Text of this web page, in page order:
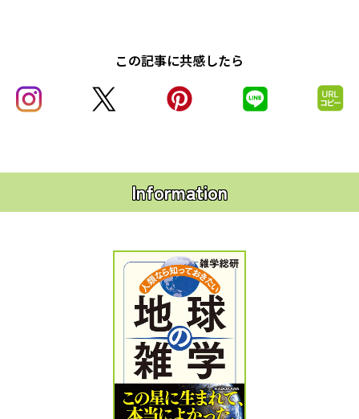
この記事に共感したら
Information